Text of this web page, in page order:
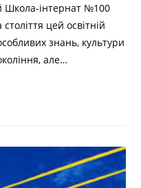
Школа-інтернат №100
цей освітній
знань, культури
але…